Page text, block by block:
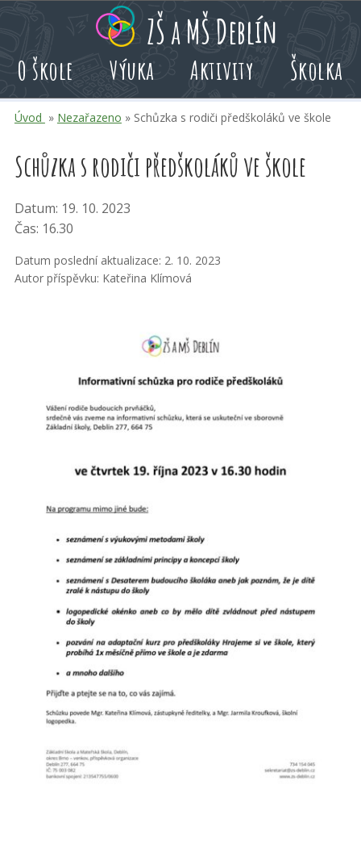
obsah
volby
akcí
ZŠ a MŠ Deblín
O škole Výuka Aktivity Školka
Úvod » Nezařazeno » Schůzka s rodiči předškoláků ve škole
Schůzka s rodiči předškoláků ve škole
Datum: 19. 10. 2023
Čas: 16.30
Datum poslední aktualizace: 2. 10. 2023
Autor příspěvku: Kateřina Klímová